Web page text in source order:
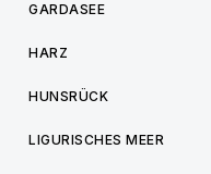
GARDASEE
HARZ
HUNSRÜCK
LIGURISCHES MEER